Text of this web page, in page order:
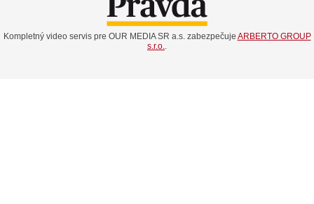
Kompletný video servis pre OUR MEDIA SR a.s. zabezpečuje ARBERTO GROUP
s.r.o..